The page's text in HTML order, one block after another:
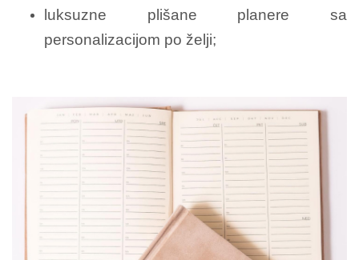
luksuzne plišane planere sa
personalizacijom po želji;